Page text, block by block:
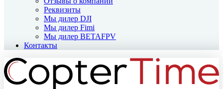
Реквизиты
Мы дилер DJI
Мы дилер Fimi
Мы дилер BETAFPV
Контакты